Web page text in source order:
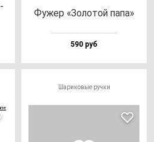
Фужер «Золо­той па­па»
590 руб
Шариковые ручки